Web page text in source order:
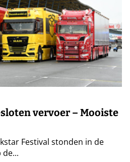
vervoer – Mooiste
Festival stonden in de